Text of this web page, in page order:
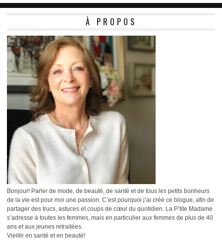
À PROPOS
Bonjour! Parler de mode, de beauté, de santé et de tous les petits bonheurs
de la vie est pour moi une passion. C’est pourquoi j’ai créé ce blogue, afin de
partager des trucs, astuces et coups de cœur du quotidien. La P’tite Madame
s’adresse à toutes les femmes, mais en particulier aux femmes de plus de 40
ans et aux jeunes retraitées.
Vieillir en santé et en beauté!